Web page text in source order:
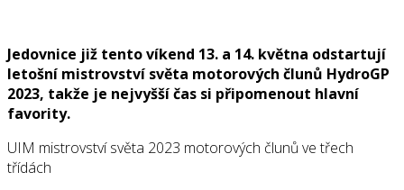
Jedovnice již tento víkend 13. a 14. května odstartují
letošní mistrovství světa motorových člunů HydroGP
2023, takže je nejvyšší čas si připomenout hlavní
favority.
UIM mistrovství světa 2023 motorových člunů ve třech
třídách